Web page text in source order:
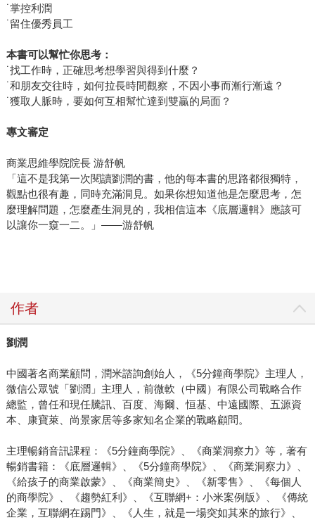
˙掌控利潤
˙留住優秀員工
本書可以幫忙你思考：
˙找工作時，正確思考想學習與得到什麼？
˙和朋友交往時，如何拉長時間觀察，不因小事而漸行漸遠？
˙獲取人脈時，要如何互相幫忙達到雙贏的局面？
專文審定
商業思維學院院長 游舒帆
「這不是我第一次閱讀劉潤的書，他的每本書的思路都很獨特，
觀點也很有趣，同時充滿洞見。如果你想知道他是怎麼思考，怎
麼理解問題，怎麼產生洞見的，我相信這本《底層邏輯》應該可
以讓你一窺一二。」——游舒帆
作者
劉潤
中國著名商業顧問，潤米諮詢創始人，《5分鐘商學院》主理人，
微信公眾號「劉潤」主理人，前微軟（中國）有限公司戰略合作
總監，曾任和現任騰訊、百度、海爾、恒基、中遠國際、五源資
本、康寶萊、尚景家居等多家知名企業的戰略顧問。
主理暢銷音訊課程：《5分鐘商學院》、《商業洞察力》等，著有
暢銷書籍：《底層邏輯》、《5分鐘商學院》、《商業洞察力》、
《給孩子的商業啟蒙》、《商業簡史》、《新零售》、《每個人
的商學院》、《趨勢紅利》、《互聯網+：小米案例版》、《傳統
企業，互聯網在踢門》、《人生，就是一場突如其來的旅行》、